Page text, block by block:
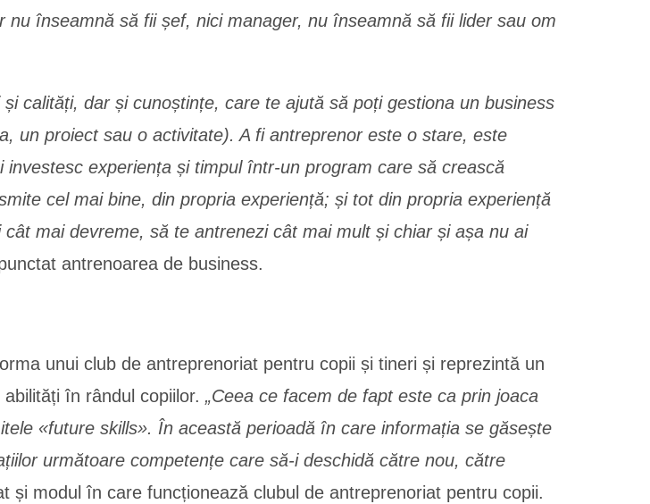
nu înseamnă să fii șef, nici manager, nu înseamnă să fii lider sau om
calități, dar și cunoștințe, care te ajută să poți gestiona un business
un proiect sau o activitate). A fi antreprenor este o stare, este
experiența și timpul într-un program care să crească
cel mai bine, din propria experiență; și tot din propria experiență
mai devreme, să te antrenezi cât mai mult și chiar și așa nu ai
antrenoarea de business.
unui club de antreprenoriat pentru copii și tineri și reprezintă un
în rândul copiilor. „Ceea ce facem de fapt este ca prin joaca
«future skills». În această perioadă în care informația se găsește
următoare competențe care să-i deschidă către nou, către
și modul în care funcționează clubul de antreprenoriat pentru copii.